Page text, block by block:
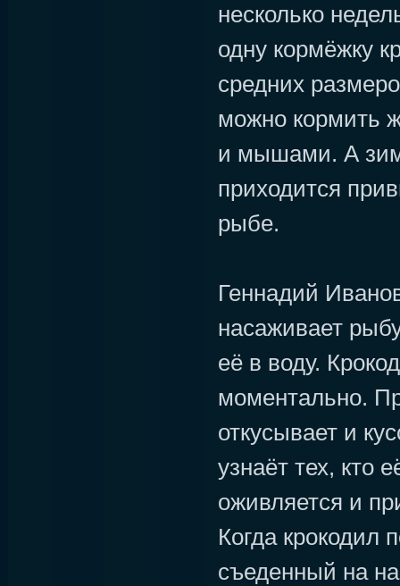
несколько
одну кормёжку
средних
можно кормить
и мышами. А
приходится
рыбе.
Геннадий
насаживает
её в воду.
моментально.
откусывает и
узнаёт тех, кто
оживляется и
Когда крокодил
съеденный на